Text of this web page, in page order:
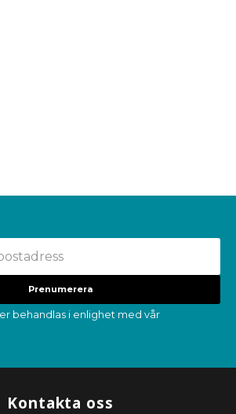
Prenumerera
behandlas i enlighet med vår
Kontakta oss